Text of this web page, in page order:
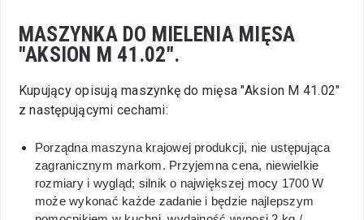
MASZYNKA DO MIELENIA MIĘSA
"AKSION M 41.02".
Kupujący opisują maszynkę do mięsa "Aksion M 41.02"
z następującymi cechami:
Porządna maszyna krajowej produkcji, nie ustępująca
zagranicznym markom. Przyjemna cena, niewielkie
rozmiary i wygląd; silnik o największej mocy 1700 W
może wykonać każde zadanie i będzie najlepszym